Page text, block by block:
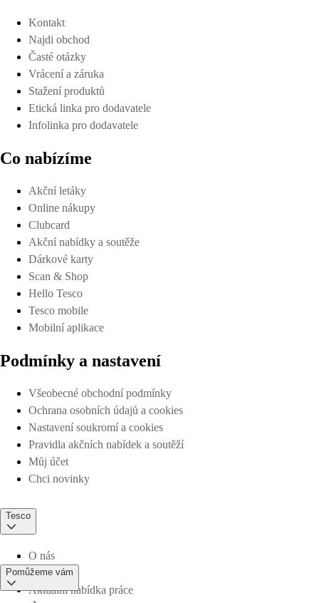
Kontakt
Najdi obchod
Časté otázky
Vrácení a záruka
Stažení produktů
Etická linka pro dodavatele
Infolinka pro dodavatele
Co nabízíme
Akční letáky
Online nákupy
Clubcard
Akční nabídky a soutěže
Dárkové karty
Scan & Shop
Hello Tesco
Tesco mobile
Mobilní aplikace
Podmínky a nastavení
Všeobecné obchodní podmínky
Ochrana osobních údajů a cookies
Nastavení soukromí a cookies
Pravidla akčních nabídek a soutěží
Můj účet
Chci novinky
Tesco
O nás
Aktuální nabídka práce
Pomůžeme vám